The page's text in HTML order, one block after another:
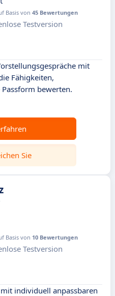
Basis von 45 Bewertungen
Testversion
mit
Fähigkeiten,
bewerten.
Sie
Basis von 10 Bewertungen
Testversion
individuell anpassbaren